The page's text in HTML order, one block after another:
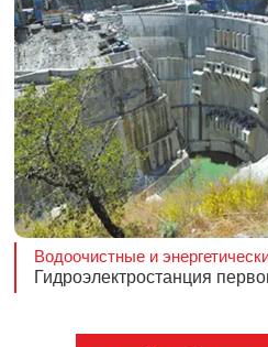
Водоочистные и
Гидроэлектростанция